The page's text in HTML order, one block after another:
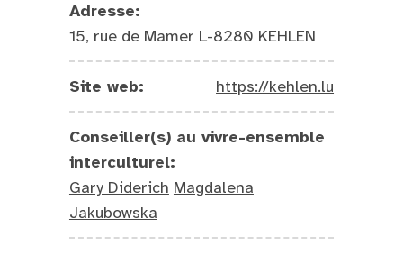
Adresse:
15, rue de Mamer L-8280 KEHLEN
Site web: https://kehlen.lu
Conseiller(s) au vivre-ensemble
interculturel:
Gary Diderich Magdalena
Jakubowska